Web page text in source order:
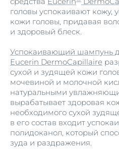
головы успокаивают кожу,
кожи головы, придавая
и здоровый блеск.
Успокаивающий шампунь
Eucerin DermoCapillaire
сухой и зудящей кожи
мочевиной и молочной
натуральными
вырабатывает здоровая
необходимого сухой
в его состав входит
полидоканол, который
зуда и раздражения.